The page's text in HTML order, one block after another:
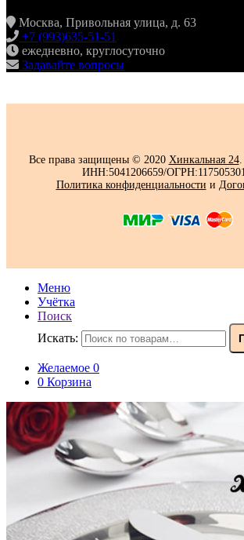
Москва, Привольная улица, д. 63
+7 (993)635-51-51
ежедневно, круглосуточно
Задавайте вопросы
Все права защищены © 2020 Хинкальная 24.
ИНН:5041206659/
Политика конфиденциальности‍ и
Меню
Учётка
Поиск
Искать:
Желаемое 0
0 Корзина